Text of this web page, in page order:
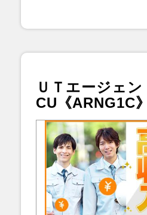
ＵＴエージェ
CU《ARNG1C》